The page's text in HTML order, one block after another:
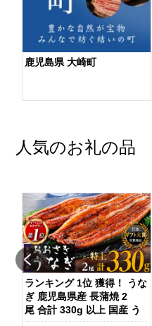
鹿児島県 大崎町
人気のお礼の品
ランキング 1位 獲得！ うな
ぎ 鹿児島県産 長蒲焼 2
尾 合計 330g 以上 国産 う
なぎ 鰻 ウナギ 蒲焼き 蒲